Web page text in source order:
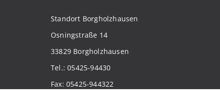
Standort Borgholzhausen
Osningstraße 14
33829 Borgholzhausen
Tel.: 05425-94430
Fax: 05425-944322